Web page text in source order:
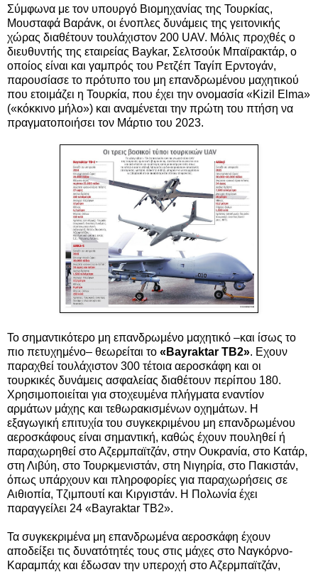
Σύμφωνα με τον υπουργό Βιομηχανίας της Τουρκίας,
Μουσταφά Βαράνκ, οι ένοπλες δυνάμεις της γειτονικής
χώρας διαθέτουν τουλάχιστον 200 UAV. Μόλις προχθές ο
διευθυντής της εταιρείας Baykar, Σελτσούκ Μπαϊρακτάρ, ο
οποίος είναι και γαμπρός του Ρετζέπ Ταγίπ Ερντογάν,
παρουσίασε το πρότυπο του μη επανδρωμένου μαχητικού
που ετοιμάζει η Τουρκία, που έχει την ονομασία «Kizil Elma»
(«κόκκινο μήλο») και αναμένεται την πρώτη του πτήση να
πραγματοποιήσει τον Μάρτιο του 2023.
Το σημαντικότερο μη επανδρωμένο μαχητικό –και ίσως το
πιο πετυχημένο– θεωρείται το «Βayraktar ΤΒ2». Εχουν
παραχθεί τουλάχιστον 300 τέτοια αεροσκάφη και οι
τουρκικές δυνάμεις ασφαλείας διαθέτουν περίπου 180.
Χρησιμοποιείται για στοχευμένα πλήγματα εναντίον
αρμάτων μάχης και τεθωρακισμένων οχημάτων. Η
εξαγωγική επιτυχία του συγκεκριμένου μη επανδρωμένου
αεροσκάφους είναι σημαντική, καθώς έχουν πουληθεί ή
παραχωρηθεί στο Αζερμπαϊτζάν, στην Ουκρανία, στο Κατάρ,
στη Λιβύη, στο Τουρκμενιστάν, στη Νιγηρία, στο Πακιστάν,
όπως υπάρχουν και πληροφορίες για παραχωρήσεις σε
Αιθιοπία, Τζιμπουτί και Κιργιστάν. Η Πολωνία έχει
παραγγείλει 24 «Bayraktar TB2».
Τα συγκεκριμένα μη επανδρωμένα αεροσκάφη έχουν
αποδείξει τις δυνατότητές τους στις μάχες στο Ναγκόρνο-
Καραμπάχ και έδωσαν την υπεροχή στο Αζερμπαϊτζάν,